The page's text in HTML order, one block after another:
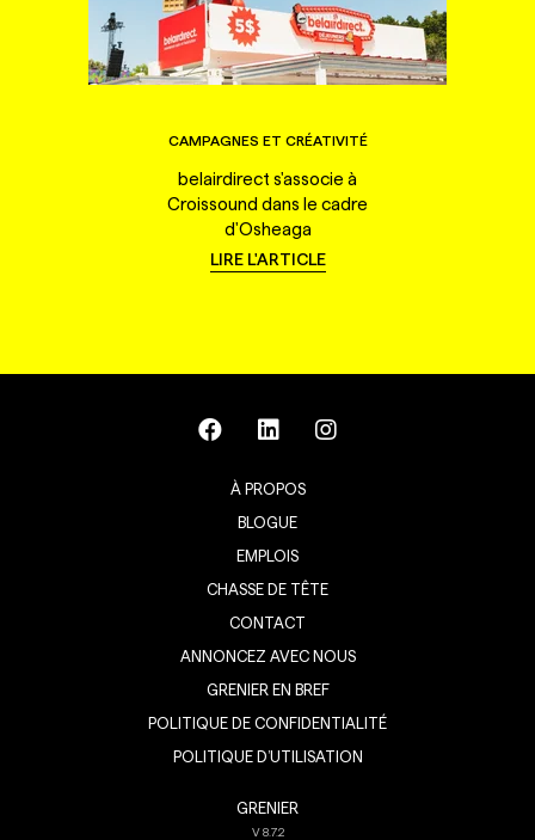
CAMPAGNES ET CRÉATIVITÉ
belairdirect s'associe à
Croissound dans le cadre
d'Osheaga
LIRE L'ARTICLE
À PROPOS
BLOGUE
EMPLOIS
CHASSE DE TÊTE
CONTACT
ANNONCEZ AVEC NOUS
GRENIER EN BREF
POLITIQUE DE CONFIDENTIALITÉ
POLITIQUE D’UTILISATION
GRENIER
V8.7.2